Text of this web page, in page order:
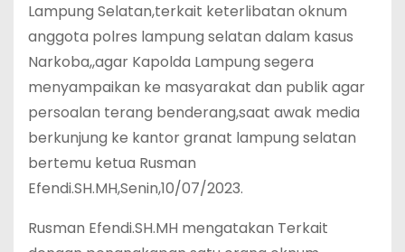
Lampung Selatan,terkait keterlibatan oknum
anggota polres lampung selatan dalam kasus
Narkoba,,agar Kapolda Lampung segera
menyampaikan ke masyarakat dan publik agar
persoalan terang benderang,saat awak media
berkunjung ke kantor granat lampung selatan
bertemu ketua Rusman
Efendi.SH.MH,Senin,10/07/2023.
Rusman Efendi.SH.MH mengatakan Terkait